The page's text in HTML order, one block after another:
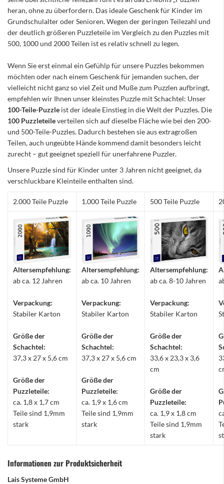
heran, ohne zu überfordern. Das ideale Geschenk für Kinder im
Grundschulalter oder Senioren. Wegen der geringen Teilezahl und
der deutlich größeren Puzzleteile im Vergleich zu den Puzzles mit
500, 1000 und 2000 Teilen ist es relativ schnell zu legen.
Wenn Sie erst einmal ein Gefühlp für unsere Puzzles bekommen
möchten oder nach einem Geschenk für jemanden suchen, der
vielleicht nicht ganz so viel Zeit und Muße zum Puzzlen aufbringt,
empfehlen wir Ihnen unser kleinstes Puzzle mit Schachtel: Unser
100-Teile-Puzzle ist der ideale Einstieg in die Welt der Puzzles. Die
100 Puzzleteileverteilen sich auf dieselbe Fläche wie bei den 200-
und 500-Teile-Puzzles. Dadurch bestehen sie aus extragroßen
Teilen, auch ungeübte Hände kommend damit besonders leicht
zurecht – gut geeignet speziell für unerfahrene Puzzler.
Unsere Puzzle sind für Kinder unter 3 Jahren nicht geeignet, da
verschluckbare Kleinteile enthalten sind.
2.000 Teile Puzzle 1.000 Teile Puzzle 500 Teile Puzzle
Altersempfehlung:
ab ca. 12 Jahren
Verpackung:
Stabiler Karton
Größe der
Schachtel:
37,3 x 27 x 5,6 cm
Größe der
Puzzleteile:
ca. 1,8 x 1,7 cm
Teile sind 1,9mm
stark
Altersempfehlung:
ab ca. 10 Jahren
Verpackung:
Stabiler Karton
Größe der
Schachtel:
37,3 x 27 x 5,6 cm
Größe der
Puzzleteile:
ca. 1,9 x 1,6 cm
Teile sind 1,9mm
stark
Altersempfehlung:
ab ca. 8-10 Jahren
Verpackung:
Stabiler Karton
Größe der
Schachtel:
33,6 x 23,3 x 3,6
cm
Größe der
Puzzleteile:
ca. 1,9 x 1,8 cm
Teile sind 1,9mm
stark
Informationen zur Produktsicherheit
Lais Systeme GmbH